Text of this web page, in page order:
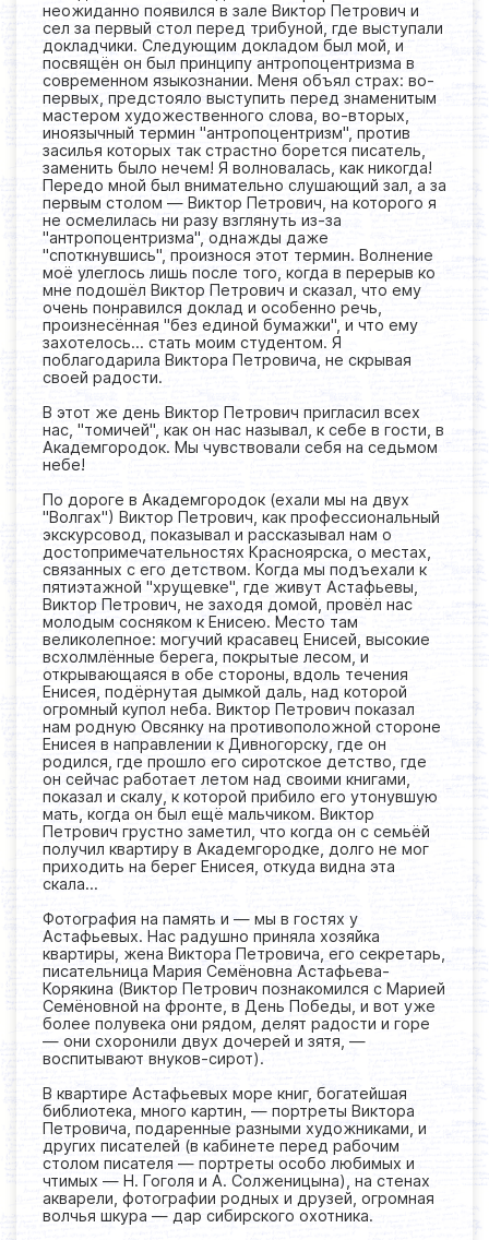
неожиданно появился в зале Виктор Петрович и
сел за первый стол перед трибуной, где выступали
докладчики. Следующим докладом был мой, и
посвящён он был принципу антропоцентризма в
современном языкознании. Меня объял страх: во-
первых, предстояло выступить перед знаменитым
мастером художественного слова, во-вторых,
иноязычный термин "антропоцентризм", против
засилья которых так страстно борется писатель,
заменить было нечем! Я волновалась, как никогда!
Передо мной был внимательно слушающий зал, а за
первым столом — Виктор Петрович, на которого я
не осмелилась ни разу взглянуть из-за
"антропоцентризма", однажды даже
"споткнувшись", произнося этот термин. Волнение
моё улеглось лишь после того, когда в перерыв ко
мне подошёл Виктор Петрович и сказал, что ему
очень понравился доклад и особенно речь,
произнесённая "без единой бумажки", и что ему
захотелось... стать моим студентом. Я
поблагодарила Виктора Петровича, не скрывая
своей радости.
В этот же день Виктор Петрович пригласил всех
нас, "томичей", как он нас называл, к себе в гости, в
Академгородок. Мы чувствовали себя на седьмом
небе!
По дороге в Академгородок (ехали мы на двух
"Волгах") Виктор Петрович, как профессиональный
экскурсовод, показывал и рассказывал нам о
достопримечательностях Красноярска, о местах,
связанных с его детством. Когда мы подъехали к
пятиэтажной "хрущевке", где живут Астафьевы,
Виктор Петрович, не заходя домой, провёл нас
молодым сосняком к Енисею. Место там
великолепное: могучий красавец Енисей, высокие
всхолмлённые берега, покрытые лесом, и
открывающаяся в обе стороны, вдоль течения
Енисея, подёрнутая дымкой даль, над которой
огромный купол неба. Виктор Петрович показал
нам родную Овсянку на противоположной стороне
Енисея в направлении к Дивногорску, где он
родился, где прошло его сиротское детство, где
он сейчас работает летом над своими книгами,
показал и скалу, к которой прибило его утонувшую
мать, когда он был ещё мальчиком. Виктор
Петрович грустно заметил, что когда он с семьёй
получил квартиру в Академгородке, долго не мог
приходить на берег Енисея, откуда видна эта
скала...
Фотография на память и — мы в гостях у
Астафьевых. Нас радушно приняла хозяйка
квартиры, жена Виктора Петровича, его секретарь,
писательница Мария Семёновна Астафьева-
Корякина (Виктор Петрович познакомился с Марией
Семёновной на фронте, в День Победы, и вот уже
более полувека они рядом, делят радости и горе
— они схоронили двух дочерей и зятя, —
воспитывают внуков-сирот).
В квартире Астафьевых море книг, богатейшая
библиотека, много картин, — портреты Виктора
Петровича, подаренные разными художниками, и
других писателей (в кабинете перед рабочим
столом писателя — портреты особо любимых и
чтимых — Н. Гоголя и А. Солженицына), на стенах
акварели, фотографии родных и друзей, огромная
волчья шкура — дар сибирского охотника.